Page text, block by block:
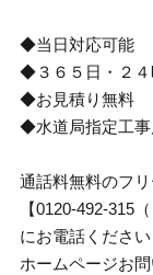
◆当日対応可能
◆３６５日・２４
◆お見積り無料
◆水道局指定工
通話料無料のフ
【0120-492-315
にお電話ください
ホームページお